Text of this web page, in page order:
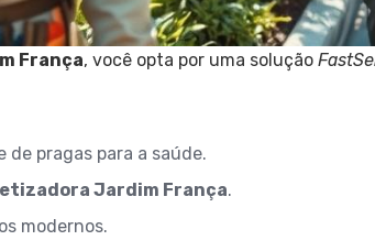
França, você opta por uma solução
pragas para a saúde.
Jardim França.
modernos.